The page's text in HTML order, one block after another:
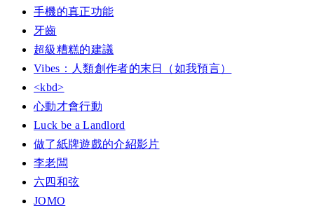
手機的真正功能
牙齒
超級糟糕的建議
Vibes：人類創作者的末日（如我預言）
<kbd>
心動才會行動
Luck be a Landlord
做了紙牌遊戲的介紹影片
李老闆
六四和弦
JOMO